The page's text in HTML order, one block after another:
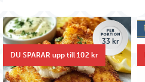
33 kr
DU SPARAR upp till 102 kr